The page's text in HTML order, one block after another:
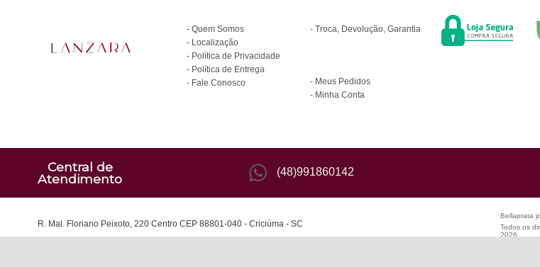
Quem Somos
Localização
Política de Privacidade
Política de Entrega
Fale Conosco
Troca, Devolução, Garantia
Meus Pedidos
Minha Conta
Central de
Atendimento
(48)991860142
R. Mal. Floriano Peixoto, 220 Centro CEP 88801-040 - Criciúma - SC
Bellaprata
Todos os
2026